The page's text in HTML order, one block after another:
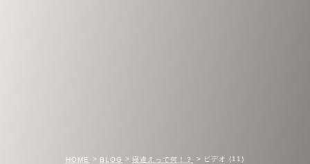
HOME BLOG 寝違えって何！？ ビデオ (11)